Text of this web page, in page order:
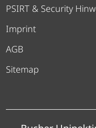
PSIRT & Security
Imprint
AGB
Sitemap